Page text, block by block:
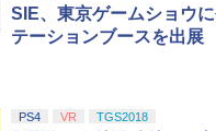
SIE、東京ゲームショウ
テーションブースを出展
PS4 VR TGS2018